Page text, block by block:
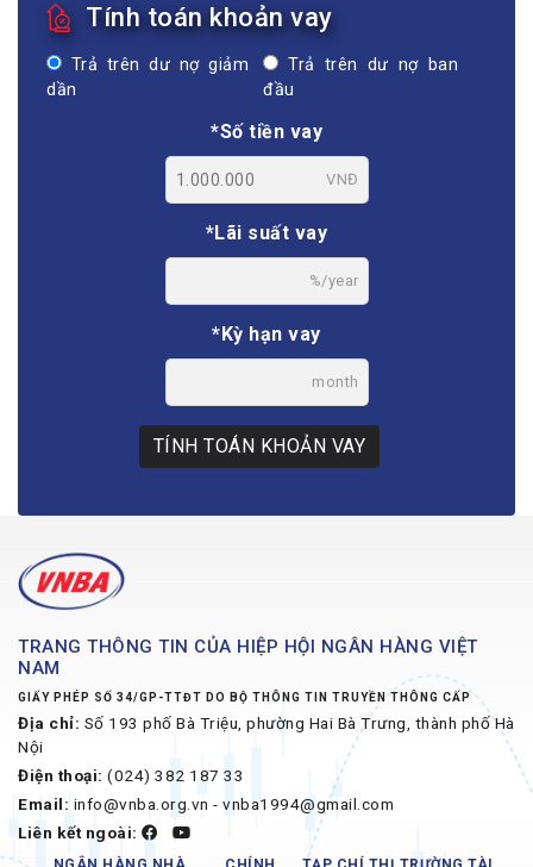
Tính toán khoản vay
Trả trên dư nợ giảm
dần
Trả trên dư nợ ban
đầu
*Số tiền vay
VNĐ
*Lãi suất vay
%/year
*Kỳ hạn vay
month
TÍNH TOÁN KHOẢN VAY
TRANG THÔNG TIN CỦA HIỆP HỘI NGÂN HÀNG VIỆT
NAM
GIẤY PHÉP SỐ 34/GP-TTĐT DO BỘ THÔNG TIN TRUYỀN THÔNG CẤP
Địa chỉ: Số 193 phố Bà Triệu, phường Hai Bà Trưng, thành phố Hà
Nội
Điện thoại: (024) 382 187 33
Email: info@vnba.org.vn - vnba1994@gmail.com
Liên kết ngoài: